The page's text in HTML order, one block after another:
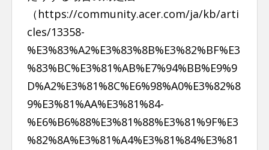
（https://community.acer.com/ja/kb/arti
cles/13358-
%E3%83%A2%E3%83%8B%E3%82%BF%E3
%83%BC%E3%81%AB%E7%94%BB%E9%9
D%A2%E3%81%8C%E6%98%A0%E3%82%8
9%E3%81%AA%E3%81%84-
%E6%B6%88%E3%81%88%E3%81%9F%E3
%82%8A%E3%81%A4%E3%81%84%E3%81